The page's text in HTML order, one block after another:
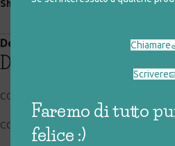
Chiamare
Scrivere
Faremo di tutto
felice :)
Share:
Descrizione
Descrizione
CODICE RIGIOCATTOLO: 037_0_050
CONDIZIONI: buone